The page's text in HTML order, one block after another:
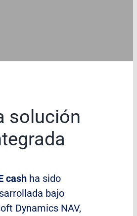
solución
cash ha sido
bajo
Dynamics NAV,